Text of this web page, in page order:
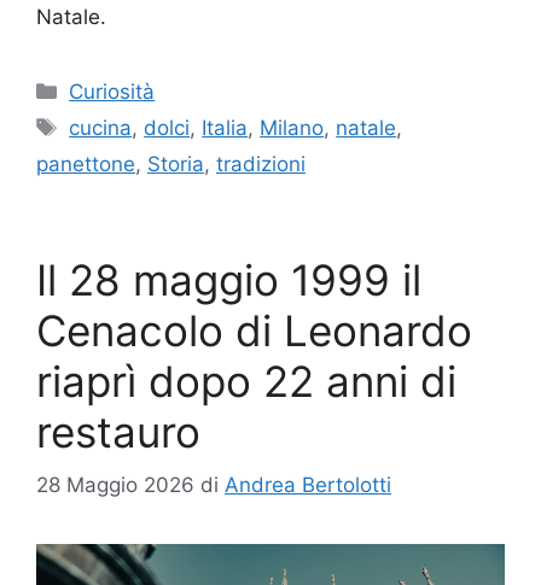
Natale.
Categorie
Curiosità
Tag
cucina, dolci, Italia, Milano, natale,
panettone, Storia, tradizioni
Il 28 maggio 1999 il
Cenacolo di Leonardo
riaprì dopo 22 anni di
restauro
28 Maggio 2026 di Andrea Bertolotti